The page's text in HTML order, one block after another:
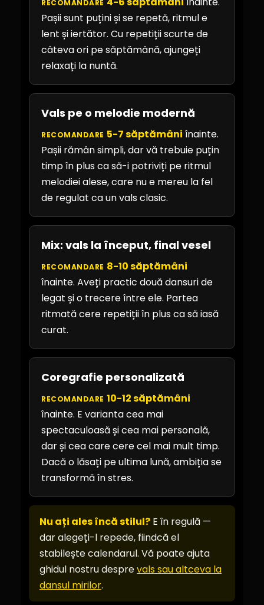
RECOMANDARE
Pașii sunt puțini și se repetă, ritmul e
lent și iertător. Cu repetiții scurte de
câteva ori pe săptămână, ajungeți
relaxați la nuntă.
Vals pe o melodie modernă
RECOMANDARE 5-7 săptămâni înainte.
Pașii rămân simpli, dar vă trebuie puțin
timp în plus ca să-i potriviți pe ritmul
melodiei alese, care nu e mereu la fel
de regulat ca un vals clasic.
Mix: vals la început, final vesel
RECOMANDARE 8-10 săptămâni
înainte. Aveți practic două dansuri de
legat și o trecere între ele. Partea
ritmată cere repetiții în plus ca să iasă
curat.
Coregrafie personalizată
RECOMANDARE 10-12 săptămâni
înainte. E varianta cea mai
spectaculoasă și cea mai personală,
dar și cea care cere cel mai mult timp.
Dacă o lăsați pe ultima lună, ambiția se
transformă în stres.
Nu ați ales încă stilul? E în regulă —
dar alegeți-l repede, fiindcă el
stabilește calendarul. Vă poate ajuta
ghidul nostru desprevals sau altceva la
dansul mirilor.